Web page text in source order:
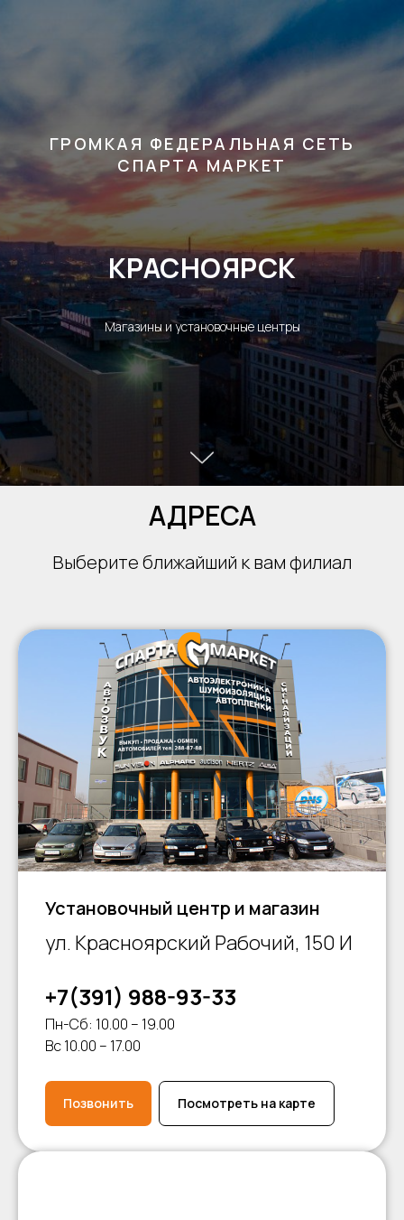
ГРОМКАЯ ФЕДЕРАЛЬНАЯ СЕТЬ
СПАРТА МАРКЕТ
КРАСНОЯРСК
Магазины и установочные центры
АДРЕСА
Выберите ближайший к вам филиал
Установочный центр и магазин
ул. Красноярский Рабочий, 150 И
+7(391) 988-93-33
Пн-Сб: 10.00 – 19.00
Вс 10.00 – 17.00
Позвонить Посмотреть на карте